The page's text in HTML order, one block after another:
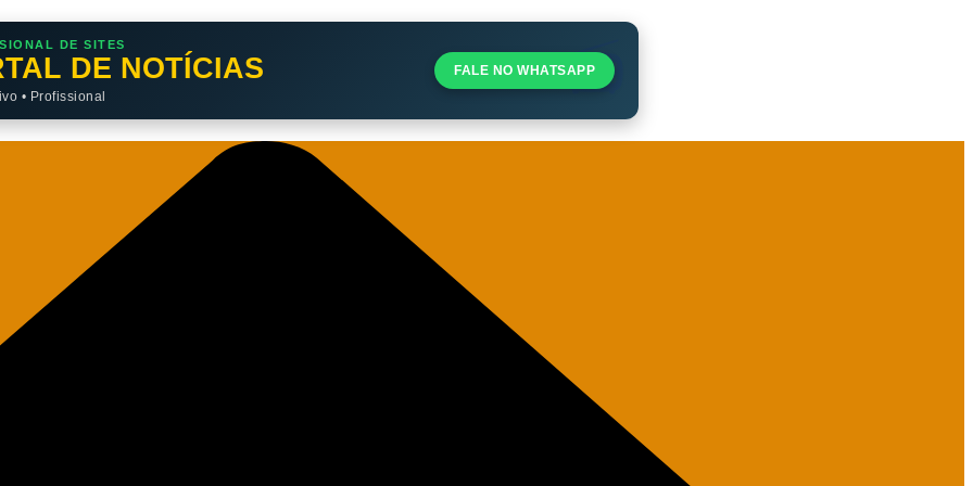
DE SITES
DE NOTÍCIAS
• Profissional
FALE NO WHATSAPP